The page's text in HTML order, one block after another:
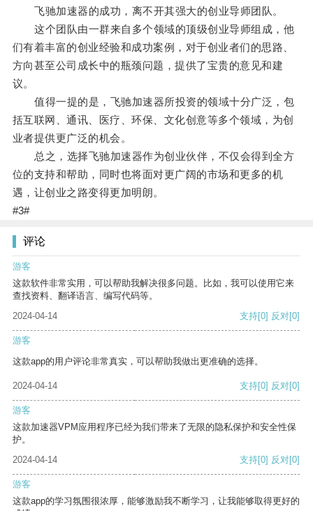
飞驰加速器的成功，离不开其强大的创业导师团队。
这个团队由一群来自多个领域的顶级创业导师组成，他
们有着丰富的创业经验和成功案例，对于创业者们的思路、
方向甚至公司成长中的瓶颈问题，提供了宝贵的意见和建
议。
值得一提的是，飞驰加速器所投资的领域十分广泛，包
括互联网、通讯、医疗、环保、文化创意等多个领域，为创
业者提供更广泛的机会。
总之，选择飞驰加速器作为创业伙伴，不仅会得到全方
位的支持和帮助，同时也将面对更广阔的市场和更多的机
遇，让创业之路变得更加明朗。
#3#
评论
游客
这款软件非常实用，可以帮助我解决很多问题。比如，我可以使用它来
查找资料、翻译语言、编写代码等。
2024-04-14
支持[0] 反对[0]
游客
这款app的用户评论非常真实，可以帮助我做出更准确的选择。
2024-04-14 支持[0] 反对[0]
游客
这款加速器VPM应用程序已经为我们带来了无限的隐私保护和安全性保
护。
2024-04-14
支持[0] 反对[0]
游客
这款app的学习氛围很浓厚，能够激励我不断学习，让我能够取得更好的